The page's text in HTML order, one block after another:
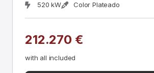
520 kW
Color Plateado
212.270 €
with all included